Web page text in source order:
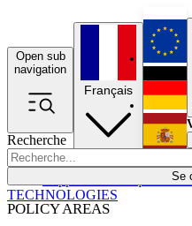
Open sub
navigation
Recherche
Se
POLICY AREAS
Français
TECHNOLOGIES